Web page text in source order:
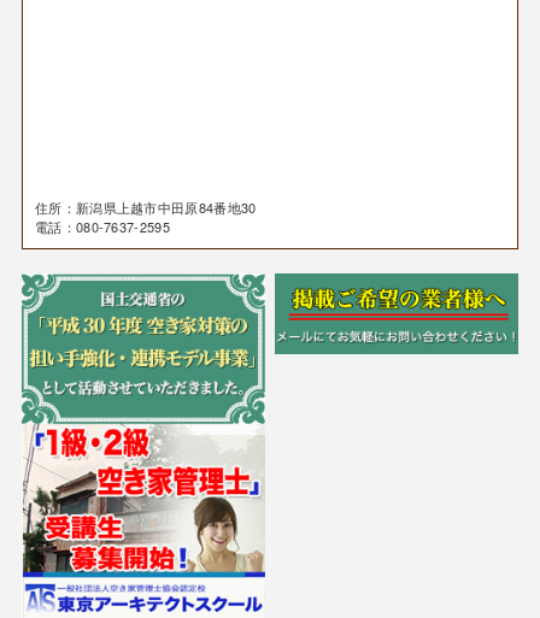
住所：新潟県上越市中田原84番地30
電話：080-7637-2595